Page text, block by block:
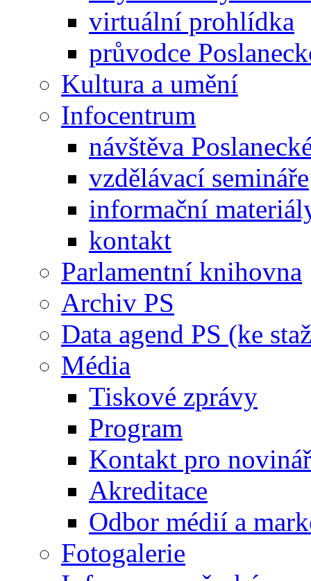
virtuální prohlídka
průvodce
Kultura a umění
Infocentrum
návštěva
vzdělávací semináře
informační
kontakt
Parlamentní knihovna
Archiv PS
Data agend PS (ke
Média
Tiskové zprávy
Program
Kontakt pro
Akreditace
Odbor médií a
Fotogalerie